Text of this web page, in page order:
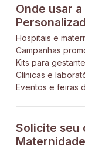
Onde usar
Hospitais e
Campanhas
Kits para
Clínicas e
Eventos e feiras
Solicite seu